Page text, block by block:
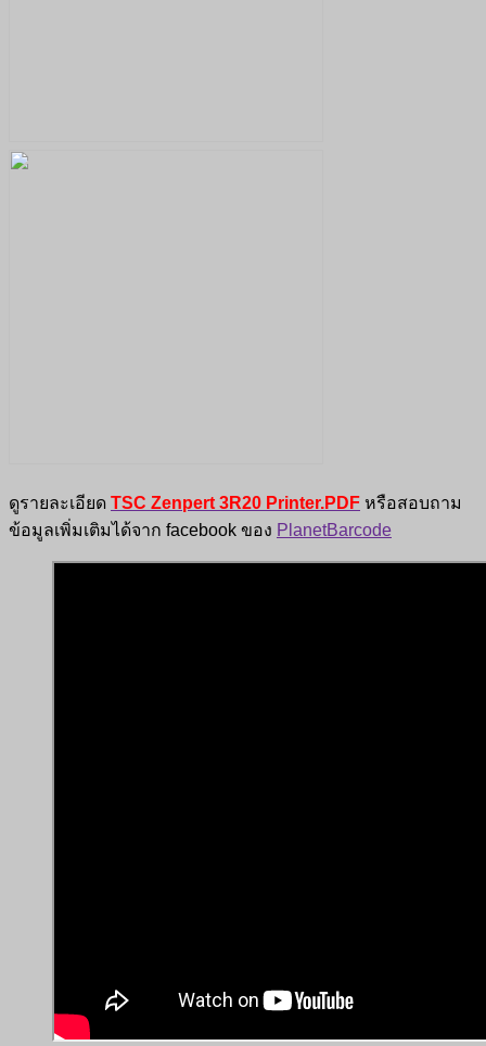
ดูรายละเอียด TSC Zenpert 3R20 Printer.PDF หรือสอบถาม
ข้อมูลเพิ่มเติมได้จาก facebook ของ PlanetBarcode